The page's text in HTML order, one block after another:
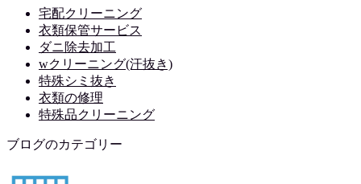
宅配クリーニング
衣類保管サービス
ダニ除去加工
wクリーニング(汗抜き)
特殊シミ抜き
衣類の修理
特殊品クリーニング
ブログのカテゴリー